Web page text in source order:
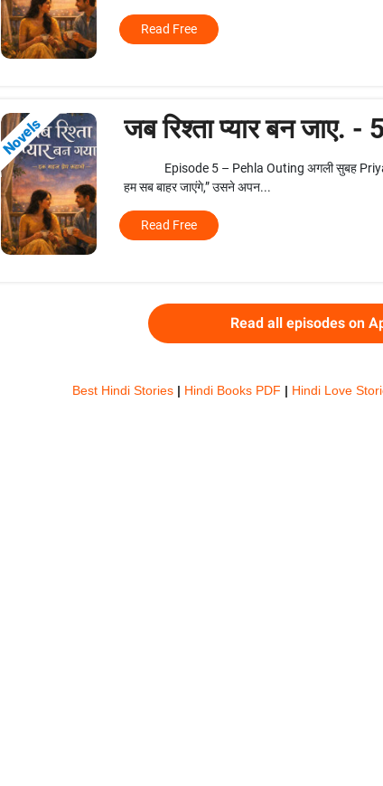
Read Free
Novels जब रिश्ता प्यार बन जाए. - 5
Episode 5 – Pehla Outing अगली सुबह
हम सब बाहर जाएंगे,” उसने अपन...
Read Free
Read all episodes on
Best Hindi Stories | Hindi Books PDF | Hindi Love